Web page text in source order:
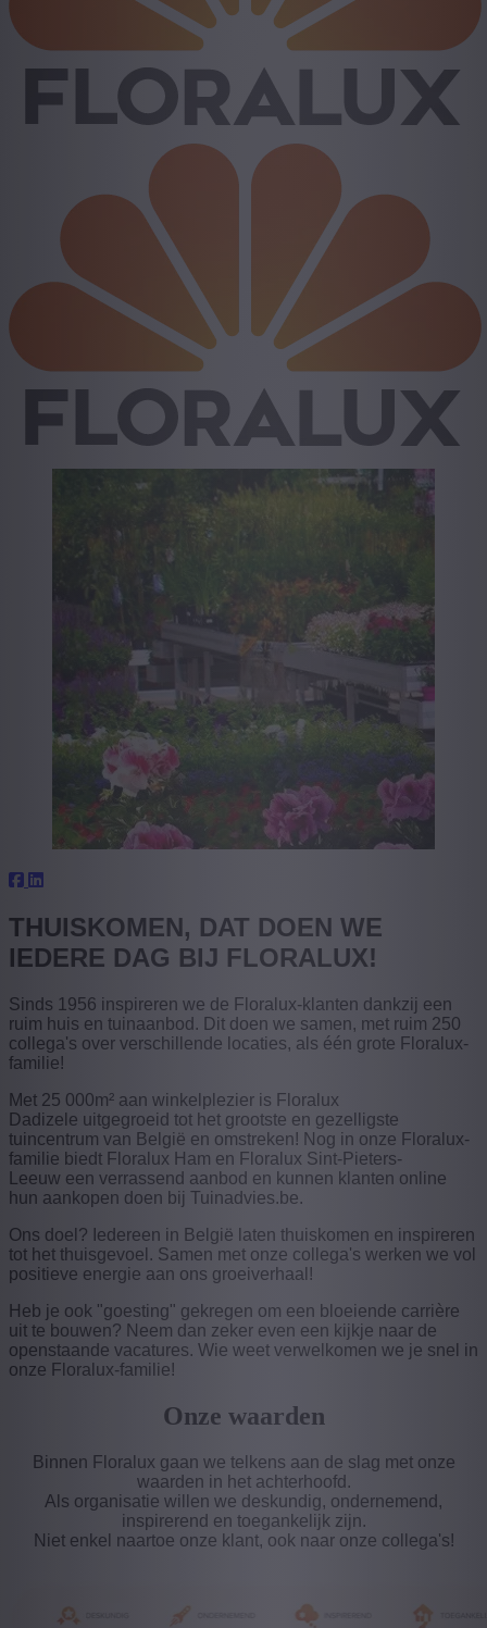
THUISKOMEN, DAT DOEN WE
IEDERE DAG BIJ FLORALUX!
Sinds 1956 inspireren we de Floralux-klanten dankzij een
ruim huis en tuinaanbod. Dit doen we samen, met ruim 250
collega's over verschillende locaties, als één grote Floralux-
familie!
Met 25 000m² aan winkelplezier is Floralux
Dadizele uitgegroeid tot het grootste en gezelligste
tuincentrum van België en omstreken! Nog in onze Floralux-
familie biedt Floralux Ham en Floralux Sint-Pieters-
Leeuw een verrassend aanbod en kunnen klanten online
hun aankopen doen bij Tuinadvies.be.
Ons doel? Iedereen in België laten thuiskomen en inspireren
tot het thuisgevoel. Samen met onze collega's werken we vol
positieve energie aan ons groeiverhaal!
Heb je ook "goesting" gekregen om een bloeiende carrière
uit te bouwen? Neem dan zeker even een kijkje naar de
openstaande vacatures. Wie weet verwelkomen we je snel in
onze Floralux-familie!
Onze waarden
Binnen Floralux gaan we telkens aan de slag met onze
waarden in het achterhoofd.
Als organisatie willen we deskundig, ondernemend,
inspirerend en toegankelijk zijn.
Niet enkel naartoe onze klant, ook naar onze collega's!